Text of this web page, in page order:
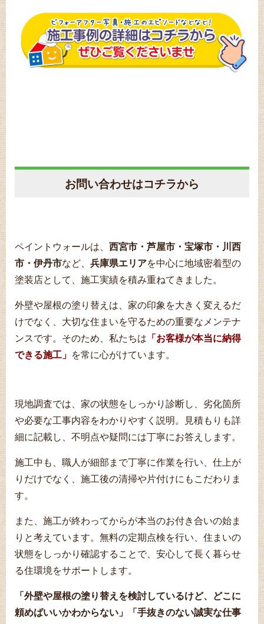
お問い合わせはコチラから
ペイントウォールは、 西宮市・芦屋市・宝塚市・川西
市・伊丹市など、 兵庫県エリアを中心に地域密着型の
塗装店として、施工実績を積み重ねてきました。
外壁や屋根の塗り替えは、家の印象を大きく変えるだ
けでなく、大切な住まいを守るための重要なメンテナ
ンスです。そのため、私たちは 「お客様が本当に納得
できる施工」 を常に心がけています。
現地調査では、家の状態をしっかり診断し、劣化箇所
や必要な工事内容をわかりやすく説明。見積もりも詳
細に記載し、不明点や疑問には丁寧にお答えします。
施工中も、職人が細部まで丁寧に作業を行い、仕上が
りだけでなく、施工後の清掃や片付けにもこだわりま
す。
また、施工が終わってからが本当のお付き合いの始ま
りと考えています。無料の定期点検を行い、住まいの
状態をしっかり確認することで、安心して長く暮らせ
る住環境をサポートします。
「外壁や屋根の塗り替えを検討しているけど、どこに
頼めばいいかわからない」「手抜きのない誠実な仕事